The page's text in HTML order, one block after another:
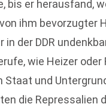
bis er herausfand,
ihm bevorzugter
der DDR
wie Heizer oder
Staat und
die Repressalien